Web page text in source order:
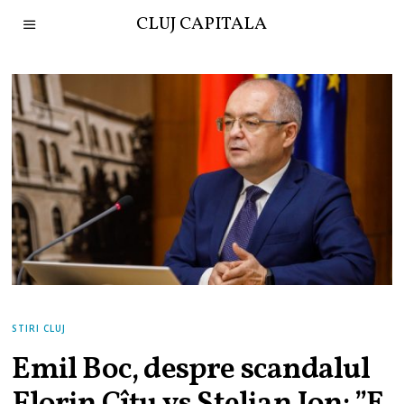
CLUJ CAPITALA
STIRI CLUJ
Emil Boc, despre scandalul